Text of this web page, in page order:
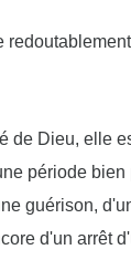
de Dieu, elle
période
guérison,
d'un arrêt